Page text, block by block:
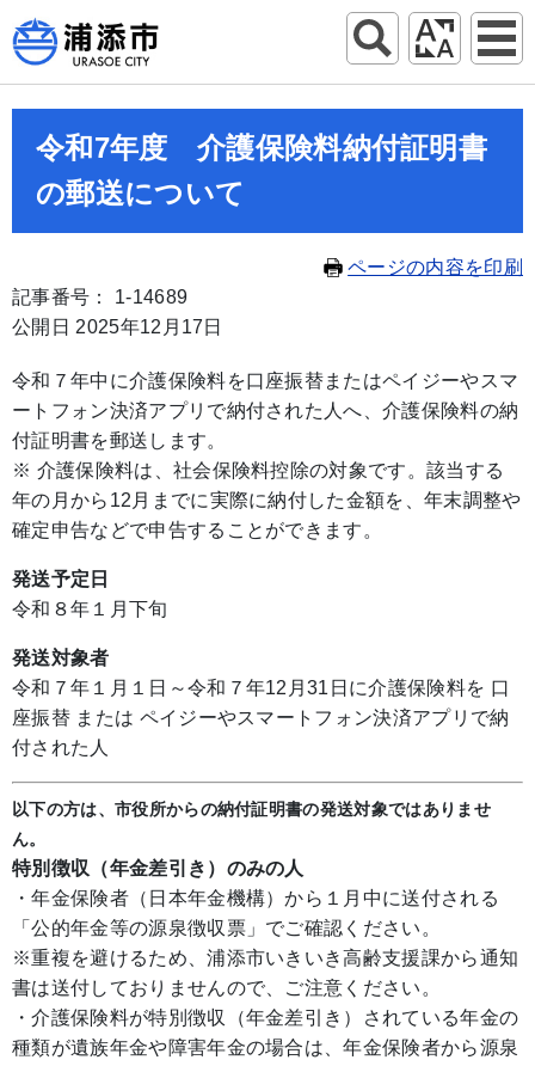
令和7年度 介護保険料納付証明書
の郵送について
ページの内容を印刷
記事番号： 1-14689
公開日 2025年12月17日
令和７年中に介護保険料を口座振替またはペイジーやスマ
ートフォン決済アプリで納付された人へ、介護保険料の納
付証明書を郵送します。
※ 介護保険料は、社会保険料控除の対象です。該当する
年の月から12月までに実際に納付した金額を、年末調整や
確定申告などで申告することができます。
発送予定日
令和８年１月下旬
発送対象者
令和７年１月１日～令和７年12月31日に介護保険料を 口
座振替 または ペイジーやスマートフォン決済アプリで納
付された人
以下の方は、市役所からの納付証明書の発送対象ではありませ
ん。
特別徴収（年金差引き）のみの人
・年金保険者（日本年金機構）から１月中に送付される
「公的年金等の源泉徴収票」でご確認ください。
※重複を避けるため、浦添市いきいき高齢支援課から通知
書は送付しておりませんので、ご注意ください。
・介護保険料が特別徴収（年金差引き）されている年金の
種類が遺族年金や障害年金の場合は、年金保険者から源泉